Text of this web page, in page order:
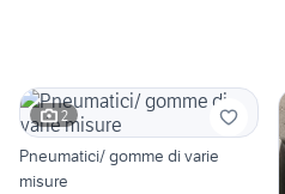
2
Pneumatici/ gomme di varie
misure